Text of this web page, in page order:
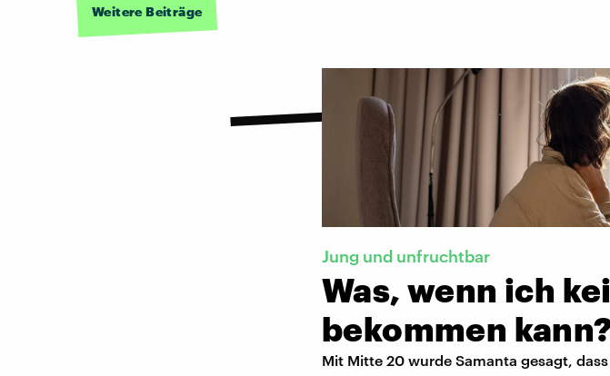
Weitere Beiträge
Jung und unfruchtbar
Was, wenn ich
bekommen
Mit Mitte 20 wurde Samanta gesagt,